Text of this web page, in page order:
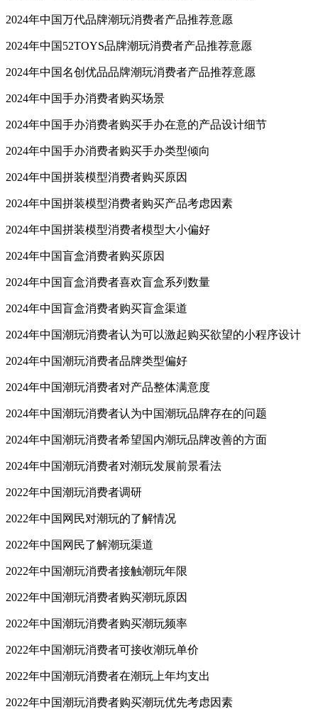
2024年中国万代品牌潮玩消费者产品推荐意愿
2024年中国52TOYS品牌潮玩消费者产品推荐意愿
2024年中国名创优品品牌潮玩消费者产品推荐意愿
2024年中国手办消费者购买场景
2024年中国手办消费者购买手办在意的产品设计细节
2024年中国手办消费者购买手办类型倾向
2024年中国拼装模型消费者购买原因
2024年中国拼装模型消费者购买产品考虑因素
2024年中国拼装模型消费者模型大小偏好
2024年中国盲盒消费者购买原因
2024年中国盲盒消费者喜欢盲盒系列数量
2024年中国盲盒消费者购买盲盒渠道
2024年中国潮玩消费者认为可以激起购买欲望的小程序设计
2024年中国潮玩消费者品牌类型偏好
2024年中国潮玩消费者对产品整体满意度
2024年中国潮玩消费者认为中国潮玩品牌存在的问题
2024年中国潮玩消费者希望国内潮玩品牌改善的方面
2024年中国潮玩消费者对潮玩发展前景看法
2022年中国潮玩消费者调研
2022年中国网民对潮玩的了解情况
2022年中国网民了解潮玩渠道
2022年中国潮玩消费者接触潮玩年限
2022年中国潮玩消费者购买潮玩原因
2022年中国潮玩消费者购买潮玩频率
2022年中国潮玩消费者可接收潮玩单价
2022年中国潮玩消费者在潮玩上年均支出
2022年中国潮玩消费者购买潮玩优先考虑因素